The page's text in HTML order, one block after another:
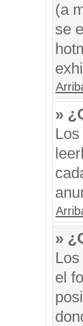
(a
se
»
»
el